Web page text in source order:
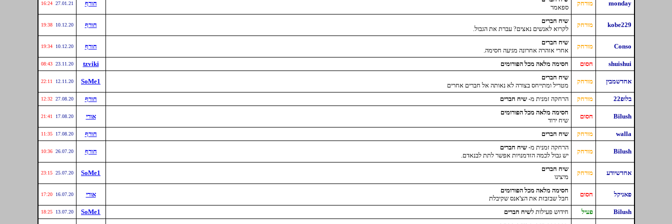
monday מורחק
ספאמר
חורף 27.01.21
16:24
kobe229 מורחק
שיח חברים
לקרוא לאנשים נאצים? עברת את הגבול.
חורף 10.12.20
19:38
Conso מורחק
שיח חברים
אחרי אזהרה אחרונה מגיעה חסימה.
חורף 10.12.20
19:34
shuishui חסום חסימה מלאה מכל הפורומים tzviki
23.11.20
08:43
אחדשמבין מורחק
שיח חברים
מטריל ומתייחס בצורה לא נאותה אל חברים אחרים
SoMe1
12.11.20
22:11
בלופ22 מורחק הרחקה זמנית מ-שיח חברים חורף 27.08.20
12:32
Bilush חסום
חסימה מלאה מכל הפורומים
שיח ירוד
אורי 17.08.20
21:41
walla מורחק שיח חברים חורף 17.08.20
11:35
Bilush מורחק
הרחקה זמנית מ-שיח חברים
יש גבול לכמה הזדמנויות אפשר לתת לבנאדם.
חורף 26.07.20
10:36
אחדשיודע מורחק
שיח חברים
מיצינו
SoMe1
25.07.20
23:15
פאניקל חסום
חסימה מלאה מכל הפורומים
חבל שבזבזת את הצ'אנס שקיבלת
אורי 16.07.20
17:20
Bilush פעיל חידוש פעילות לשיח חברים SoMe1
13.07.20
18:25